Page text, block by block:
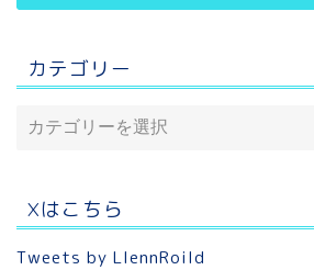
カテゴリー
Xはこちら
Tweets by LlennRoild